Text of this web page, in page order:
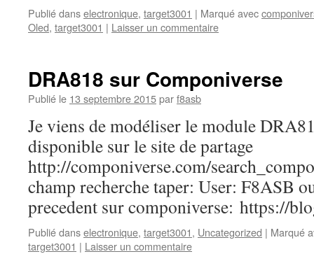
Publié danselectronique, target3001 | Marqué avec
Oled, target3001 | Laisser un commentaire
DRA818 sur Componiverse
Publié le 13 septembre 2015parf8asb
Je viens de modéliser le module
disponible sur le site de partage
http://componiverse.com/
champ recherche taper: User: F8ASB
precedent sur componiverse: https://
Publié danselectronique, target3001, Uncategorized | Marqué
target3001 | Laisser un commentaire